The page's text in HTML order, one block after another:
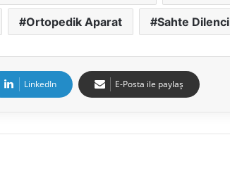
Ortopedik Aparat Sahte Dilenci
LinkedIn E-Posta ile paylaş